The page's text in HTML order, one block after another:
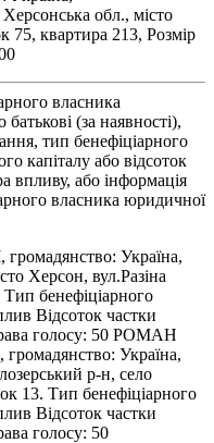
обл., місто
75, квартира 213, Розмір
власника
(за наявності),
тип бенефіціарного
капіталу або відсоток
впливу, або інформація
власника юридичної
Україна,
Херсон, вул.Разіна
бенефіціарного
Відсоток частки
голосу: 50 РОМАН
Україна,
р-н, село
13. Тип бенефіціарного
Відсоток частки
голосу: 50